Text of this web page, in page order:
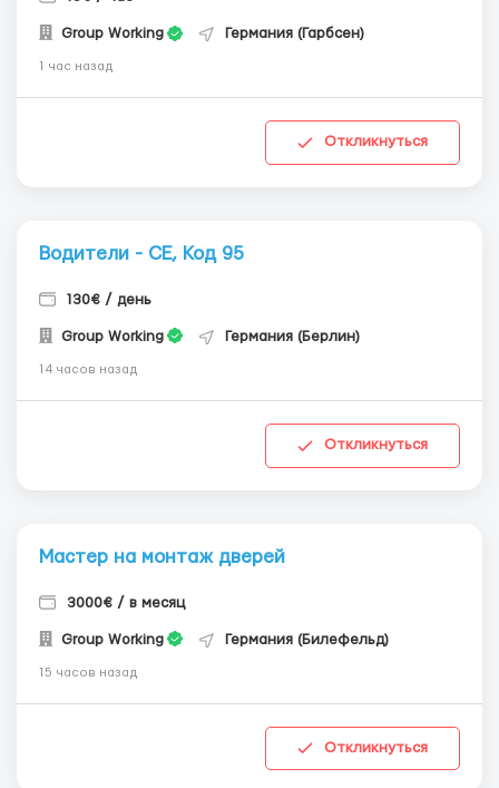
Group Working Германия (Гарбсен)
1 час назад
Откликнуться
Водители - СЕ, Код 95
130€ / день
Group Working Германия (Берлин)
14 часов назад
Откликнуться
Мастер на монтаж дверей
3000€ / в месяц
Group Working Германия (Билефельд)
15 часов назад
Откликнуться